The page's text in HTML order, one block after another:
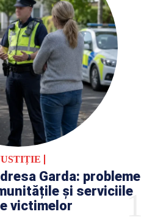
Garda: probleme
și serviciile
victimelor